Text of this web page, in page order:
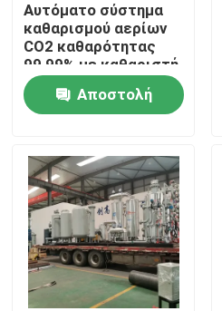
Προϊόντα
Σχετικά με εμάς
Έλεγχος ποιότητας
Επικοινωνήστε μαζί μας
Αυτόματο σύστημα
καθαρισμού αερίων
CO2 καθαρότητας
99,99% με καθαριστή
αερίων
Αποστολή